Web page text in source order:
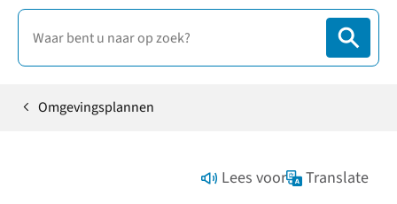
HomeOmgevingsplannen
Lees voor Translate